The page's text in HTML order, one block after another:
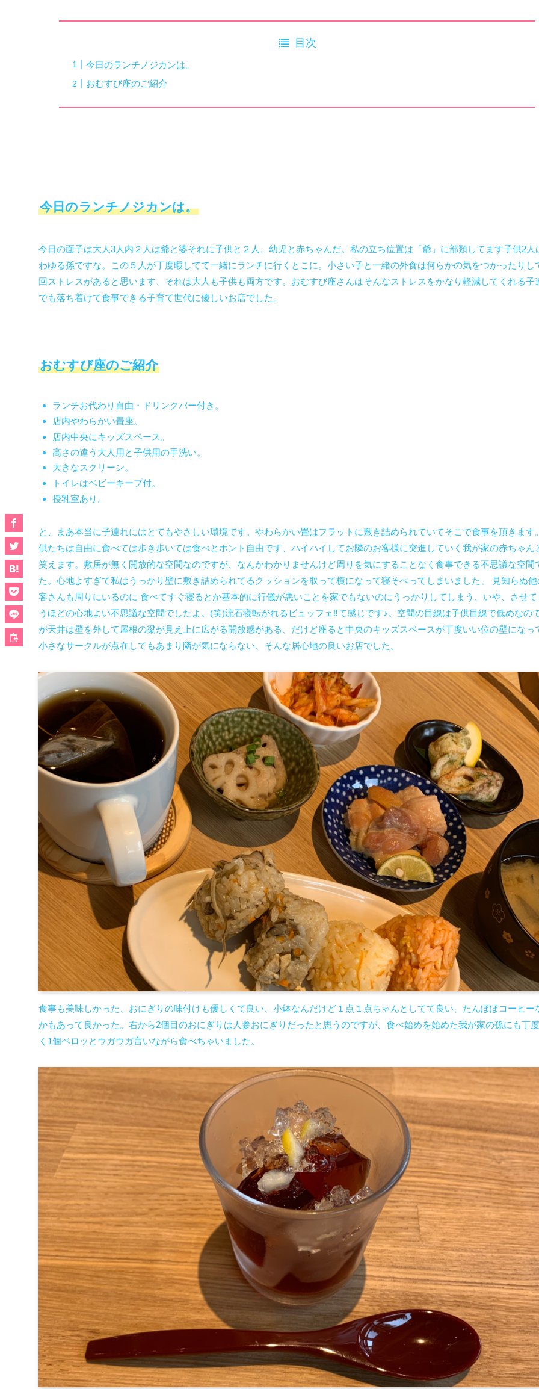
目次
今日のランチノジカンは。
おむすび座のご紹介
今日のランチノジカンは。
今日の面子は大人3人内２人は爺と婆それに子供と２人、幼児と赤ちゃんだ。私の立ち位置は「爺」に部類してます子供2人
わゆる孫ですな。この５人が丁度暇してて一緒にランチに行くとこに。小さい子と一緒の外食は何らかの気をつかったりし
回ストレスがあると思います、それは大人も子供も両方です。おむすび座さんはそんなストレスをかなり軽減してくれる子
でも落ち着けて食事できる子育て世代に優しいお店でした。
おむすび座のご紹介
ランチお代わり自由・ドリンクバー付き。
店内やわらかい畳座。
店内中央にキッズスペース。
高さの違う大人用と子供用の手洗い。
大きなスクリーン。
トイレはベビーキープ付。
授乳室あり。
と、まあ本当に子連れにはとてもやさしい環境です。やわらかい畳はフラットに敷き詰められていてそこで食事を頂きます
供たちは自由に食べては歩き歩いては食べとホント自由です、ハイハイしてお隣のお客様に突進していく我が家の赤ちゃん
笑えます。敷居が無く開放的な空間なのですが、なんかわかりませんけど周りを気にすることなく食事できる不思議な空間
た。心地よすぎて私はうっかり壁に敷き詰められてるクッションを取って横になって寝そべってしまいました、 見知らぬ他
客さんも周りにいるのに 食べてすぐ寝るとか基本的に行儀が悪いことを家でもないのにうっかりしてしまう、いや、させて
うほどの心地よい不思議な空間でしたよ。(笑)流石寝転がれるビュッフェ‼︎て感じです♪。空間の目線は子供目線で低めなの
が天井は壁を外して屋根の梁が見え上に広がる開放感がある、だけど座ると中央のキッズスペースが丁度いい位の壁になっ
小さなサークルが点在してもあまり隣が気にならない、そんな居心地の良いお店でした。
食事も美味しかった、おにぎりの味付けも優しくて良い、小鉢なんだけど１点１点ちゃんとしてて良い、たんぽぽコーヒー
かもあって良かった。右から2個目のおにぎりは人参おにぎりだったと思うのですが、食べ始めを始めた我が家の孫にも丁
く1個ペロッとウガウガ言いながら食べちゃいました。